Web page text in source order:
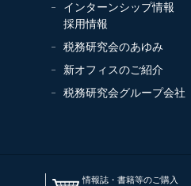
インターンシップ情報
採用情報
税務研究会のあゆみ
新オフィスのご紹介
税務研究会グループ会社
情報誌・書籍等のご購入